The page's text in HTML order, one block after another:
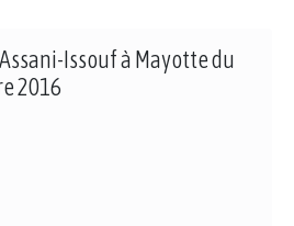
Issouf à Mayotte du
2016